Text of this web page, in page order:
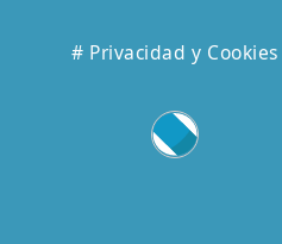
# Privacidad y Cookies